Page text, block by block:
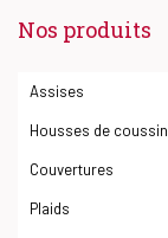
Nos produits
Assises
Housses de coussin
Couvertures
Plaids